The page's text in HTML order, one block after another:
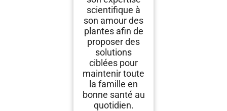
scientifique à
son amour des
plantes afin de
proposer des
solutions
ciblées pour
maintenir toute
la famille en
bonne santé au
quotidien.